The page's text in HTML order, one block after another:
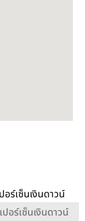
อร์เซ็นเงินดาวน์